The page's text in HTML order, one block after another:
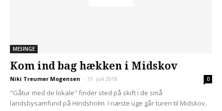
MESINGE
Kom ind bag hækken i Midskov
Niki Treumer Mogensen - 31. juli 2018 0
"Gåtur med de lokale" finder sted på skift i de små
landsbysamfund på Hindsholm. I næste uge går turen til Midskov,